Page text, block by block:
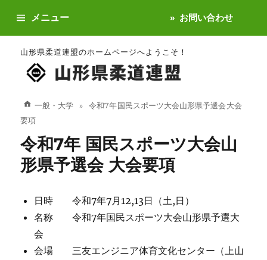
山形県柔道連盟のホームページへようこそ！
メニュー お問い合わせ
一般・大学
令和7年 国民スポーツ大会山形県予選会 大会
要項
令和7年 国民スポーツ大会山
形県予選会 大会要項
日時 令和7年7月12,13日（土,日）
名称 令和7年国民スポーツ大会山形県予選大
会
会場 三友エンジニア体育文化センター（上山